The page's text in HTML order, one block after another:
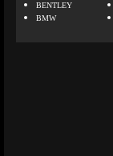
BENTLEY
BMW